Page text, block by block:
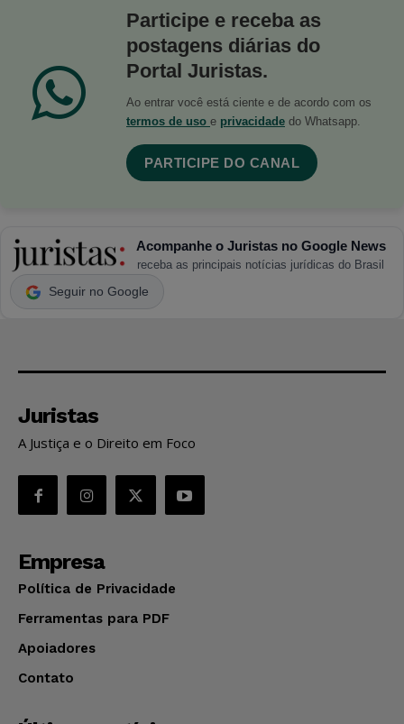
Participe e receba as
postagens diárias do
Portal Juristas.
Ao entrar você está ciente e de acordo com os
termos de uso e privacidade do Whatsapp.
PARTICIPE DO CANAL
Acompanhe o Juristas no Google News
receba as principais notícias jurídicas do Brasil
Seguir no Google
Juristas
A Justiça e o Direito em Foco
Empresa
Política de Privacidade
Ferramentas para PDF
Apoiadores
Contato